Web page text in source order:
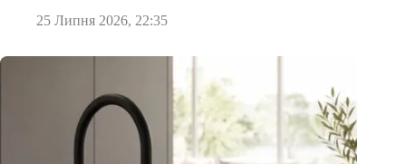
25 Липня 2026, 22:35